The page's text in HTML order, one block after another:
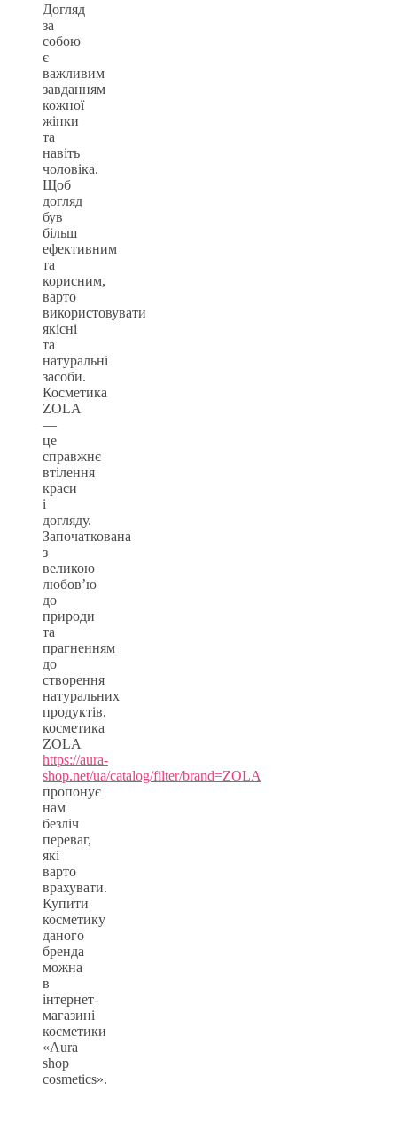
Догляд
за
собою
є
важливим
завданням
кожної
жінки
та
навіть
чоловіка.
Щоб
догляд
був
більш
ефективним
та
корисним,
варто
використовувати
якісні
та
натуральні
засоби.
Косметика
ZOLA
—
це
справжнє
втілення
краси
і
догляду.
Започаткована
з
великою
любов’ю
до
природи
та
прагненням
до
створення
натуральних
продуктів,
косметика
ZOLA
https://aura-
shop.net/ua/catalog/filter/brand=ZOLA
пропонує
нам
безліч
переваг,
які
варто
врахувати.
Купити
косметику
даного
бренда
можна
в
інтернет-
магазині
косметики
«Aura
shop
cosmetics».